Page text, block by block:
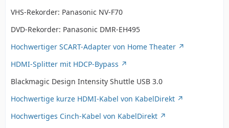
VHS-Rekorder: Panasonic NV-F70
DVD-Rekorder: Panasonic DMR-EH495
Hochwertiger SCART-Adapter von Home Theater
HDMI-Splitter mit HDCP-Bypass
Blackmagic Design Intensity Shuttle USB 3.0
Hochwertige kurze HDMI-Kabel von KabelDirekt
Hochwertiges Cinch-Kabel von KabelDirekt